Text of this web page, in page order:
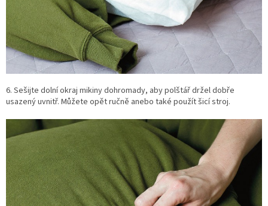
6. Sešijte dolní okraj mikiny dohromady, aby polštář držel dobře
usazený uvnitř. Můžete opět ručně anebo také použít šicí stroj.